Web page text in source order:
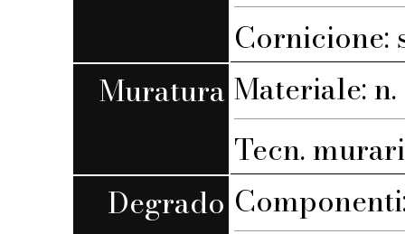
Cornicione:
Muratura Materiale: n.
Tecn.
Degrado